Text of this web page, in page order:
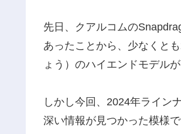
先日、クアルコムの
あったことから、少なくと
ょう）のハイエンドモデル
しかし今回、2024年ライン
深い情報が見つかった模様で